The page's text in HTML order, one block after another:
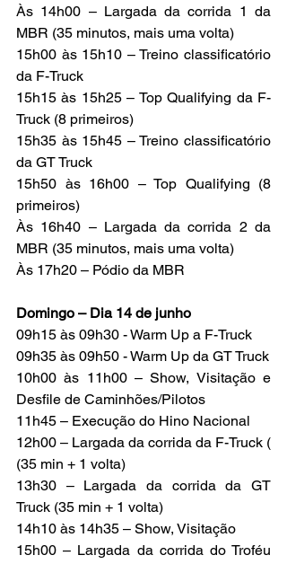
Às 14h00 – Largada da corrida 1 da
MBR (35 minutos, mais uma volta)
15h00 às 15h10 – Treino classificatório
da F-Truck
15h15 às 15h25 – Top Qualifying da F-
Truck (8 primeiros)
15h35 às 15h45 – Treino classificatório
da GT Truck
15h50 às 16h00 – Top Qualifying (8
primeiros)
Às 16h40 – Largada da corrida 2 da
MBR (35 minutos, mais uma volta)
Às 17h20 – Pódio da MBR
Domingo – Dia 14 de junho
09h15 às 09h30 - Warm Up a F-Truck
09h35 às 09h50 - Warm Up da GT Truck
10h00 às 11h00 – Show, Visitação e
Desfile de Caminhões/Pilotos
11h45 – Execução do Hino Nacional
12h00 – Largada da corrida da F-Truck (
(35 min + 1 volta)
13h30 – Largada da corrida da GT
Truck (35 min + 1 volta)
14h10 às 14h35 – Show, Visitação
15h00 – Largada da corrida do Troféu